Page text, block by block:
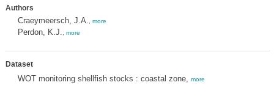
Authors
Craeymeersch, J.A. more
Perdon, K.J. more
Dataset
WOT monitoring shellfish stocks : coastal zone, more